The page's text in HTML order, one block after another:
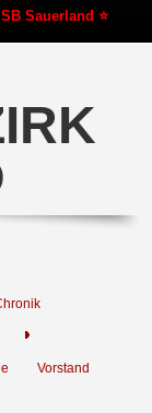
Sauerland ⭐
Vorstand